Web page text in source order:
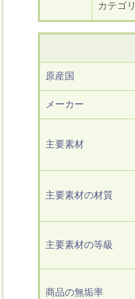
カテゴリ
原産国
メーカー
主要素材
主要素材の材質
主要素材の等級
商品の無垢率